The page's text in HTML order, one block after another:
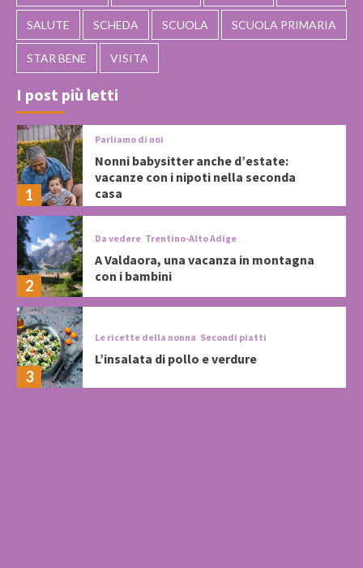
SALUTE SCHEDA SCUOLA SCUOLA PRIMARIA
STAR BENE VISITA
I post più letti
1
Parliamo di noi
Nonni babysitter anche d’estate:
vacanze con i nipoti nella seconda
casa
2
Da vedere Trentino-Alto Adige
A Valdaora, una vacanza in montagna
con i bambini
3
Le ricette della nonna Secondi piatti
L’insalata di pollo e verdure